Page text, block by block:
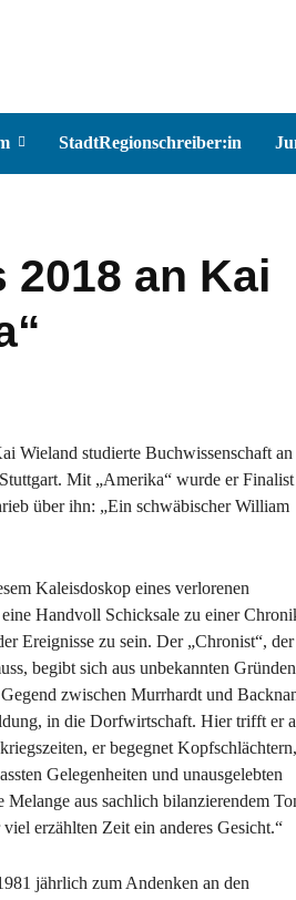
StadtRegionschreiber:in
an Kai
Wieland studierte Buchwissenschaft an
Mit „Amerika“ wurde er Finalist
über ihn: „Ein schwäbischer William
Kaleisdoskop eines verlorenen
Handvoll Schicksale zu einer
Ereignisse zu sein. Der „Chronist“, der
begibt sich aus unbekannten
zwischen Murrhardt und
in die Dorfwirtschaft. Hier trifft er
er begegnet Kopfschlächtern,
Gelegenheiten und unausgelebten
aus sachlich bilanzierendem
erzählten Zeit ein anderes Gesicht.“
jährlich zum Andenken an den